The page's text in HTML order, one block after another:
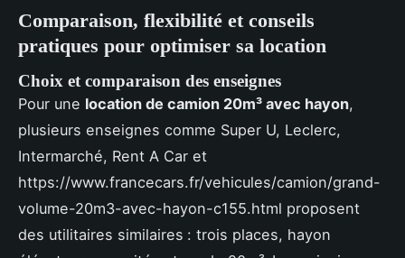
Comparaison, flexibilité et conseils
pratiques pour optimiser sa location
Choix et comparaison des enseignes
Pour une location de camion 20m³ avec hayon,
plusieurs enseignes comme Super U, Leclerc,
Intermarché, Rent A Car et
https://www.francecars.fr/vehicules/camion/grand-
volume-20m3-avec-hayon-c155.html proposent
des utilitaires similaires : trois places, hayon